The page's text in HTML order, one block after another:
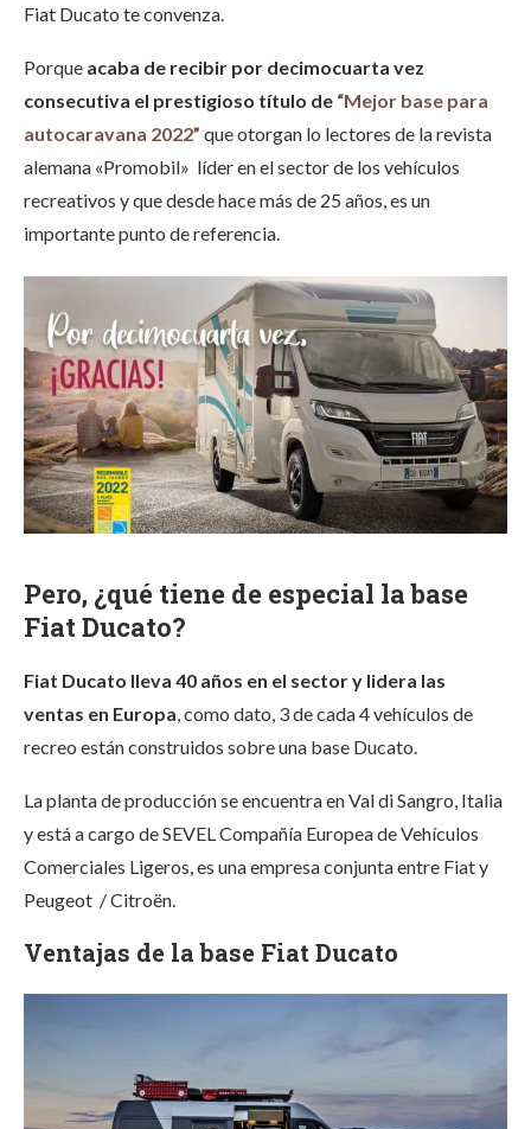
Fiat Ducato te convenza.
Porque acaba de recibir por decimocuarta vez
consecutiva el prestigioso título de “Mejor base para
autocaravana 2022” que otorgan lo lectores de la revista
alemana «Promobil» líder en el sector de los vehículos
recreativos y que desde hace más de 25 años, es un
importante punto de referencia.
Pero, ¿qué tiene de especial la base
Fiat Ducato?
Fiat Ducato lleva 40 años en el sector y lidera las
ventas en Europa, como dato, 3 de cada 4 vehículos de
recreo están construidos sobre una base Ducato.
La planta de producción se encuentra en Val di Sangro, Italia
y está a cargo de SEVEL Compañía Europea de Vehículos
Comerciales Ligeros, es una empresa conjunta entre Fiat y
Peugeot / Citroën.
Ventajas de la base Fiat Ducato